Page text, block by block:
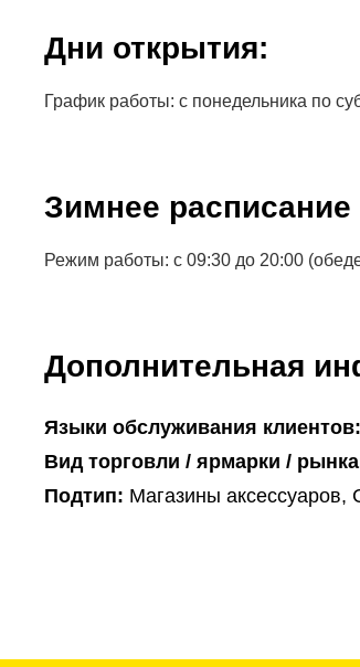
Дни открытия:
График работы: с понедельника по
Зимнее расписание
Режим работы: с 09:30 до 20:00
Дополнительная
Языки обслуживания клиентов:
Вид торговли / ярмарки /
Подтип: Магазины аксессуаров,